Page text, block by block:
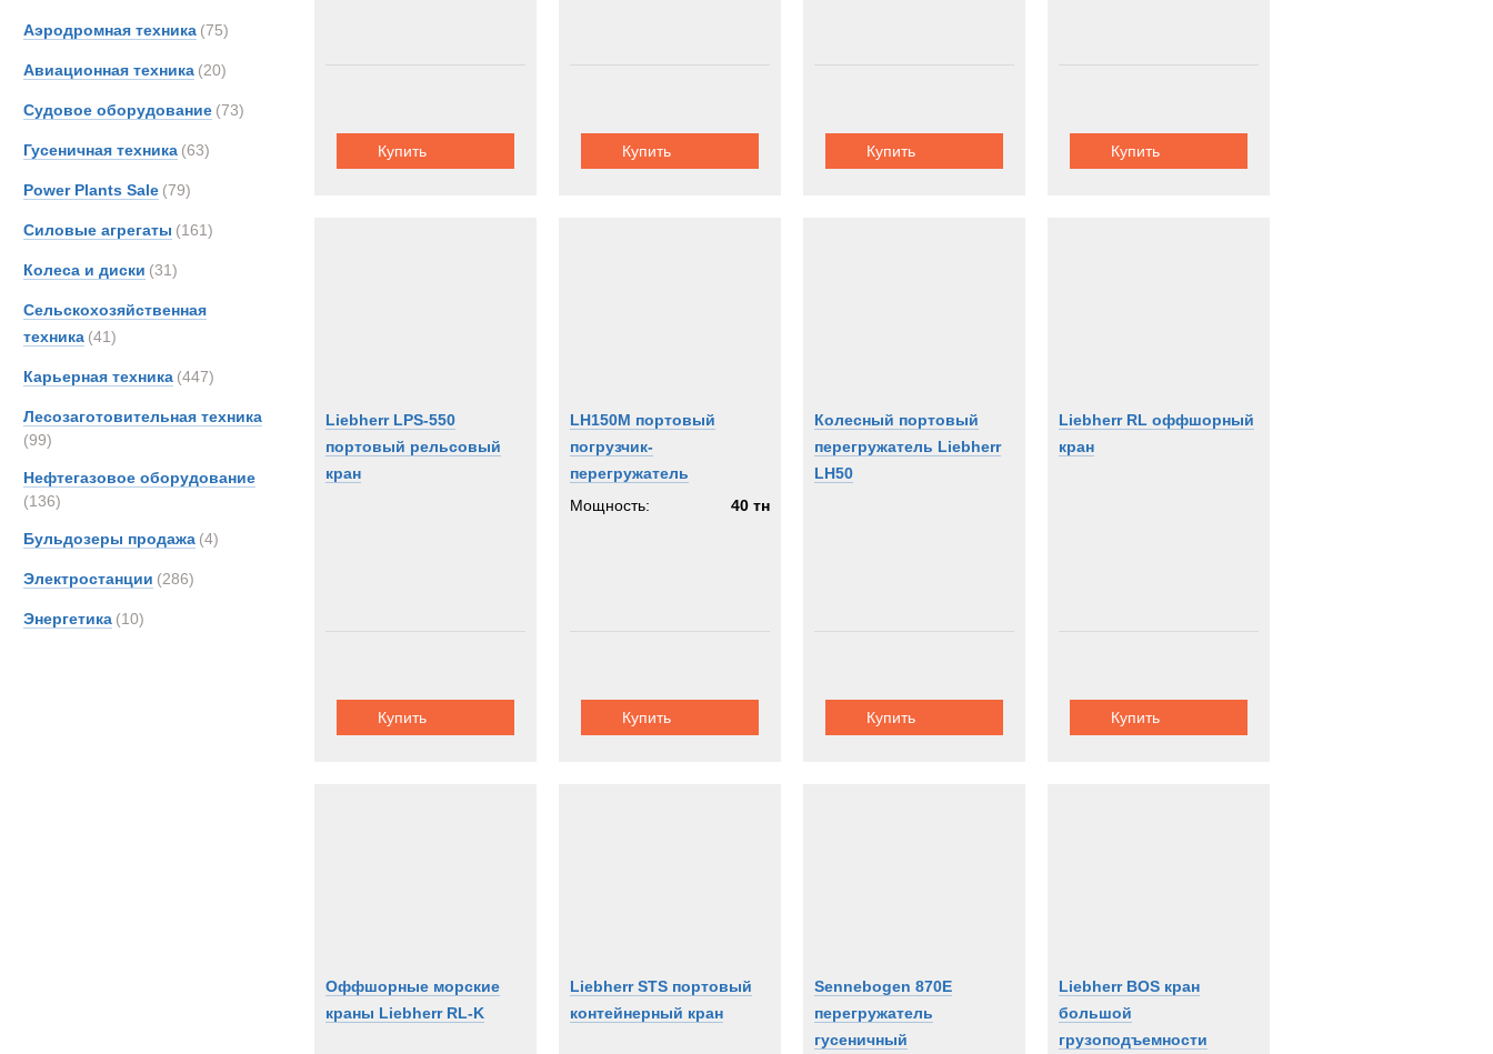
Аэродромная техника (75)
Авиационная техника (20)
Судовое оборудование (73)
Гусеничная техника (63)
Power Plants Sale (79)
Силовые агрегаты (161)
Колеса и диски (31)
Сельскохозяйственная
техника (41)
Карьерная техника (447)
Лесозаготовительная техника
(99)
Нефтегазовое оборудование
(136)
Бульдозеры продажа (4)
Электростанции (286)
Энергетика (10)
Купить Купить Купить Купить
Liebherr LPS-550
портовый рельсовый
кран
Купить
LH150M портовый
погрузчик-
перегружатель
Мощность:
40 тн
Купить
Колесный портовый
перегружатель Liebherr
LH50
Купить
Liebherr RL оффшорный
кран
Купить
Оффшорные морские
краны Liebherr RL-K
Liebherr STS портовый
контейнерный кран
Sennebogen 870E
перегружатель
гусеничный
Liebherr BOS кран
большой
грузоподъемности